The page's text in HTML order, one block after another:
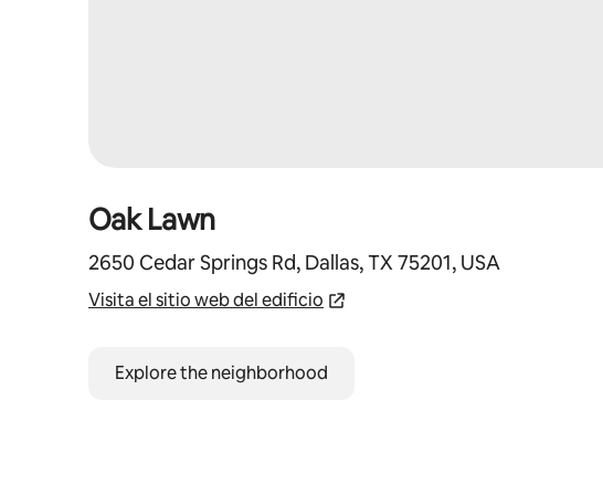
Oak Lawn
2650 Cedar Springs Rd, Dallas, TX 75201, USA
Visita el sitio web del edificio
Explore the neighborhood